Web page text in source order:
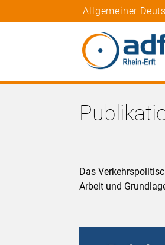
Allgemeiner
Das
Arbeit und